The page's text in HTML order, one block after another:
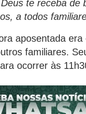
te receba de
a todos
aposentada
familiares.
ocorrer às